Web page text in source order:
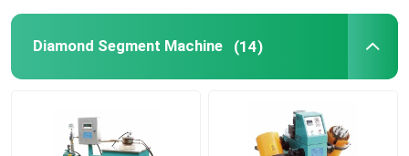
Synthetisches Diamantpulver
Konkreter Diamond Blade
Asphalt Diamond Blade
Diamond Segment Machine (14)